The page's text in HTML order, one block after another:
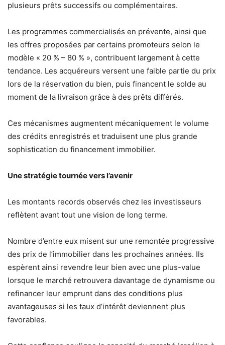
plusieurs prêts successifs ou complémentaires.
Les programmes commercialisés en prévente, ainsi que
les offres proposées par certains promoteurs selon le
modèle « 20 % – 80 % », contribuent largement à cette
tendance. Les acquéreurs versent une faible partie du prix
lors de la réservation du bien, puis financent le solde au
moment de la livraison grâce à des prêts différés.
Ces mécanismes augmentent mécaniquement le volume
des crédits enregistrés et traduisent une plus grande
sophistication du financement immobilier.
Une stratégie tournée vers l’avenir
Les montants records observés chez les investisseurs
reflètent avant tout une vision de long terme.
Nombre d’entre eux misent sur une remontée progressive
des prix de l’immobilier dans les prochaines années. Ils
espèrent ainsi revendre leur bien avec une plus-value
lorsque le marché retrouvera davantage de dynamisme ou
refinancer leur emprunt dans des conditions plus
avantageuses si les taux d’intérêt deviennent plus
favorables.